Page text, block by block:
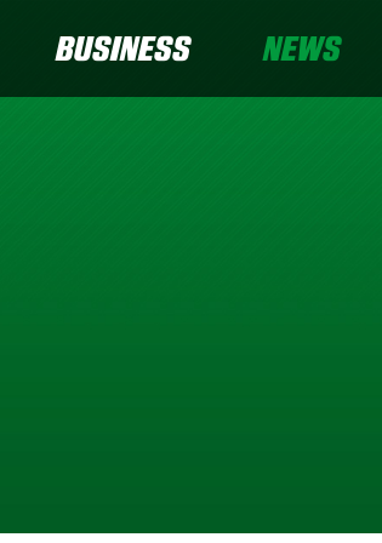
BUSINESS NEWS